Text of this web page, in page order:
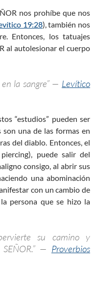
nos prohíbe que nos
19:28), también nos
Entonces, los tatuajes
al autolesionar el cuerpo
la sangre” — Levítico
“estudios” pueden ser
una de las formas en
del diablo. Entonces, el
puede salir del
consigo, al abrir sus
una abominación
con un cambio de
persona que se hizo la
su camino y
— Proverbios